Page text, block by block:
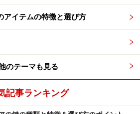
よって、全て閉めたときに窓をぴ
け通風や採光もできるタイプ（ス
の開閉によって通風・採光の調整
アイテムの特徴と選び方
のテーマも見る
記事ランキング